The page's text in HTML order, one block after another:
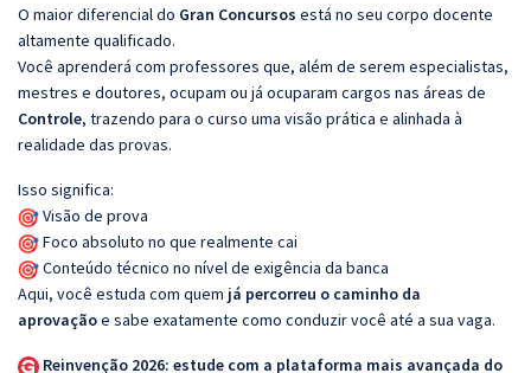
O maior diferencial do Gran Concursos está no seu corpo docente
altamente qualificado.
Você aprenderá com professores que, além de serem especialistas,
mestres e doutores, ocupam ou já ocuparam cargos nas áreas de
Controle, trazendo para o curso uma visão prática e alinhada à
realidade das provas.
Isso significa:
Visão de prova
Foco absoluto no que realmente cai
Conteúdo técnico no nível de exigência da banca
Aqui, você estuda com quem já percorreu o caminho da
aprovaçãoe sabe exatamente como conduzir você até a sua vaga.
Reinvenção 2026: estude com a plataforma mais avançada do